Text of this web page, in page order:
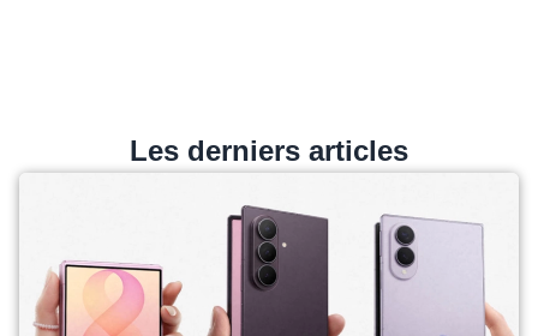
Les derniers articles